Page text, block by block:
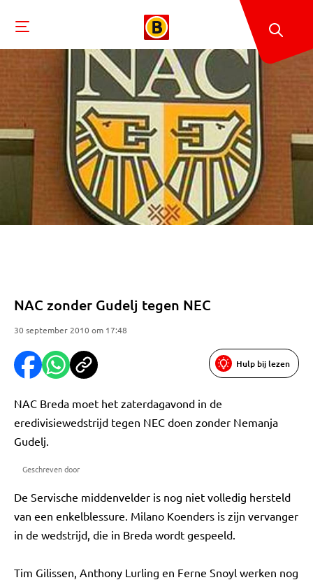
NAC zonder Gudelj tegen NEC
30 september 2010 om 17:48
Hulp bij lezen
NAC Breda moet het zaterdagavond in de
eredivisiewedstrijd tegen NEC doen zonder Nemanja
Gudelj.
Geschreven door
De Servische middenvelder is nog niet volledig hersteld
van een enkelblessure. Milano Koenders is zijn vervanger
in de wedstrijd, die in Breda wordt gespeeld.
Tim Gilissen, Anthony Lurling en Ferne Snoyl werken nog